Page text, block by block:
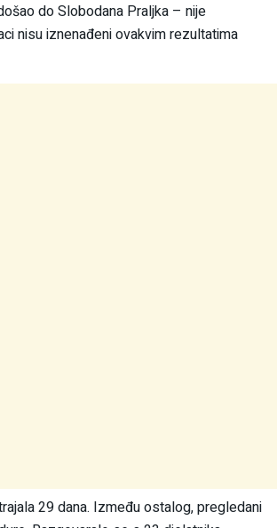
do Slobodana Praljka – nije
nisu iznenađeni ovakvim rezultatima
29 dana. Između ostalog, pregledani